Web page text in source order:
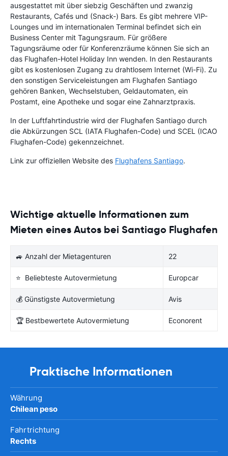
ausgestattet mit über siebzig Geschäften und zwanzig
Restaurants, Cafés und (Snack-) Bars. Es gibt mehrere VIP-
Lounges und im internationalen Terminal befindet sich ein
Business Center mit Tagungsraum. Für größere
Tagungsräume oder für Konferenzräume können Sie sich an
das Flughafen-Hotel Holiday Inn wenden. In den Restaurants
gibt es kostenlosen Zugang zu drahtlosem Internet (Wi-Fi). Zu
den sonstigen Serviceleistungen am Flughafen Santiago
gehören Banken, Wechselstuben, Geldautomaten, ein
Postamt, eine Apotheke und sogar eine Zahnarztpraxis.
In der Luftfahrtindustrie wird der Flughafen Santiago durch
die Abkürzungen SCL (IATA Flughafen-Code) und SCEL (ICAO
Flughafen-Code) gekennzeichnet.
Link zur offiziellen Website des Flughafens Santiago.
Wichtige aktuelle Informationen zum
Mieten eines Autos bei Santiago Flughafen
🚙 Anzahl der Mietagenturen 22
⭐ Beliebteste Autovermietung Europcar
💰 Günstigste Autovermietung Avis
🏆 Bestbewertete Autovermietung Econorent
Praktische Informationen
Währung
Chilean peso
Fahrtrichtung
Rechts